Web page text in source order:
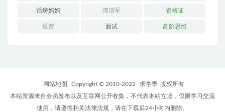
话痨妈妈 谭清军 资格证
退费 面试 高阶思维
网站地图 Copyright © 2010-2022 求学季 版权所有
本站资源来自会员发布以及互联网公开收集，不代表本站立场，仅限学习交流
使用，请遵循相关法律法规，请在下载后24小时内删除。